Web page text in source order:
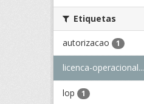
Etiquetas
autorizacao 1
licenca-operacional...
lop 1